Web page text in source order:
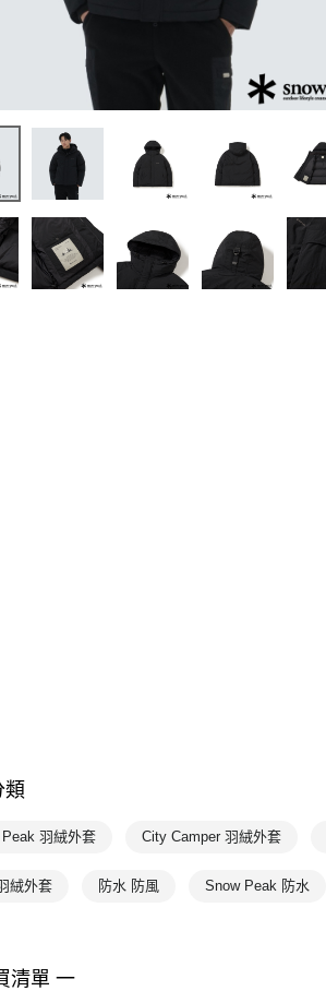
類
羽絨外套 City Camper 羽絨外套
絨外套 防水 防風 Snow Peak 防水
清單 一